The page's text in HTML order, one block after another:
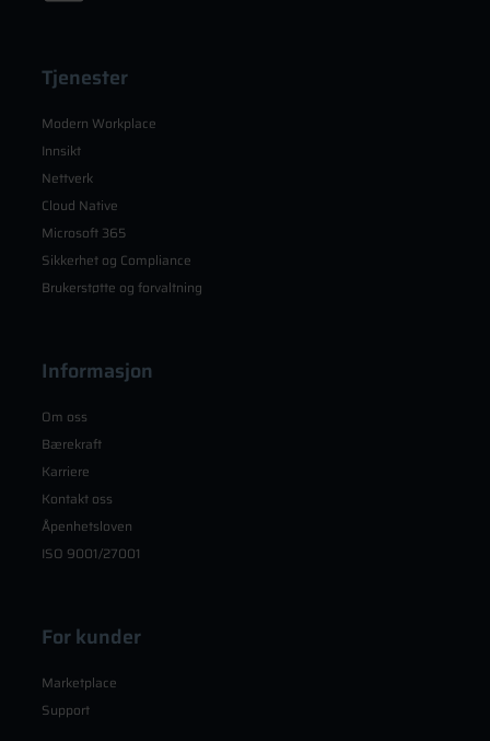
Tjenester
Modern Workplace
Innsikt
Nettverk
Cloud Native
Microsoft 365
Sikkerhet og Compliance
Brukerstøtte og forvaltning
Informasjon
Om oss
Bærekraft
Karriere
Kontakt oss
Åpenhetsloven
ISO 9001/27001
For kunder
Marketplace
Support